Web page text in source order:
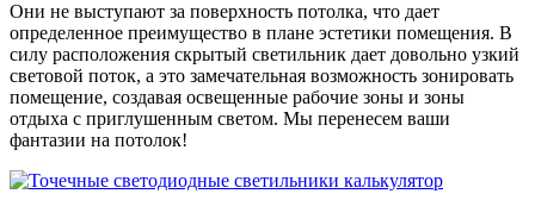
Они не выступают за поверхность потолка, что дает
определенное преимущество в плане эстетики помещения. В
силу расположения скрытый светильник дает довольно узкий
световой поток, а это замечательная возможность зонировать
помещение, создавая освещенные рабочие зоны и зоны
отдыха с приглушенным светом. Мы перенесем ваши
фантазии на потолок!